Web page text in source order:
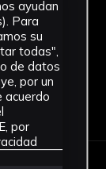
ayudan
Para
su
todas",
de datos
por un
acuerdo
por